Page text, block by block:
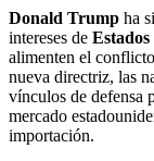
Donald Trump ha
intereses de
alimenten el
nueva directriz, las
vínculos de defensa
mercado
importación.